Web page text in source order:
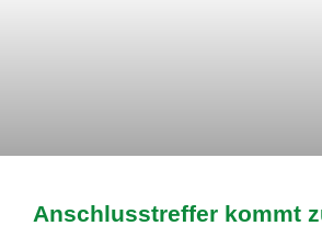
Anschlusstreffer kommt